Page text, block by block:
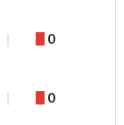
0
0